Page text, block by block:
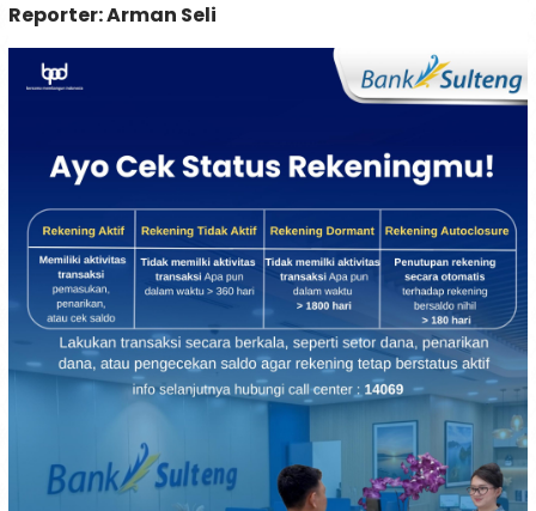
Reporter: Arman Seli